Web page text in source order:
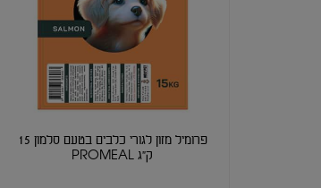
פרומיל מזון לגורי כלבים בטעם סלמון 15
ק"ג PROMEAL